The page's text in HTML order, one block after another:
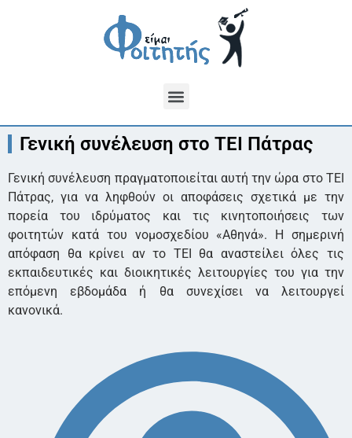
Γενική συνέλευση στο ΤΕΙ Πάτρας
Γενική συνέλευση πραγματοποιείται αυτή την ώρα στο ΤΕΙ
Πάτρας, για να ληφθούν οι αποφάσεις σχετικά με την
πορεία του ιδρύματος και τις κινητοποιήσεις των
φοιτητών κατά του νομοσχεδίου «Αθηνά». Η σημερινή
απόφαση θα κρίνει αν το ΤΕΙ θα αναστείλει όλες τις
εκπαιδευτικές και διοικητικές λειτουργίες του για την
επόμενη εβδομάδα ή θα συνεχίσει να λειτουργεί
κανονικά.